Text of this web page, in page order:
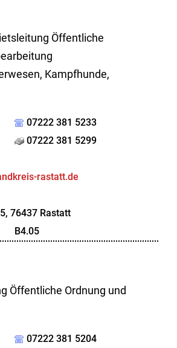
Öffentliche
Kampfhunde,
07222 381 5233
07222 381 5299
rastatt.de
76437 Rastatt
B4.05
Öffentliche Ordnung und
07222 381 5204